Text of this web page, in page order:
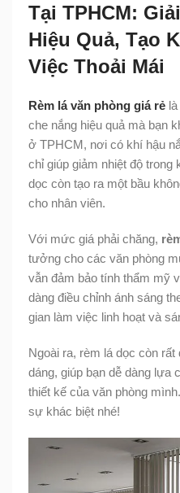
Tại TPHCM:
Hiệu Quả, Tạo
Việc Thoải Mái
Rèm lá văn phòng giá rẻ
che nắng hiệu quả mà bạn
ở TPHCM, nơi có khí hậu
chỉ giúp giảm nhiệt độ trong
dọc còn tạo ra một bầu
cho nhân viên.
Với mức giá phải chăng,
tưởng cho các văn phòng
vẫn đảm bảo tính thẩm mỹ
dàng điều chỉnh ánh sáng
gian làm việc linh hoạt và
Ngoài ra, rèm lá dọc còn
dáng, giúp bạn dễ dàng lựa
thiết kế của văn phòng
sự khác biệt nhé!